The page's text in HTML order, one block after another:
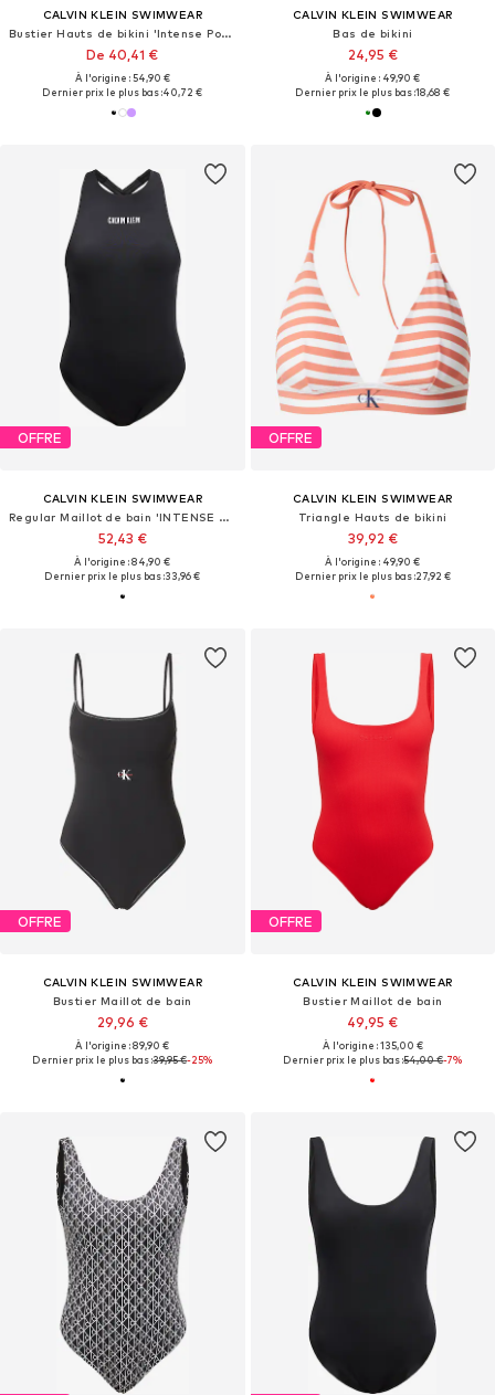
CALVIN KLEIN SWIMWEAR
Bustier Hauts de bikini 'Intense Power'
De 40,41 €
À l'origine : 54,90 €
Dernier prix le plus bas :40,72 €
CALVIN KLEIN SWIMWEAR
Bas de bikini
24,95 €
À l'origine : 49,90 €
Dernier prix le plus bas :18,68 €
OFFRE
CALVIN KLEIN SWIMWEAR
Regular Maillot de bain 'INTENSE POWER'
52,43 €
À l'origine : 84,90 €
Dernier prix le plus bas :33,96 €
OFFRE
CALVIN KLEIN SWIMWEAR
Triangle Hauts de bikini
39,92 €
À l'origine : 49,90 €
Dernier prix le plus bas :27,92 €
OFFRE
CALVIN KLEIN SWIMWEAR
Bustier Maillot de bain
29,96 €
À l'origine : 89,90 €
Dernier prix le plus bas :39,95 €-25%
OFFRE
CALVIN KLEIN SWIMWEAR
Bustier Maillot de bain
49,95 €
À l'origine : 135,00 €
Dernier prix le plus bas :54,00 €-7%